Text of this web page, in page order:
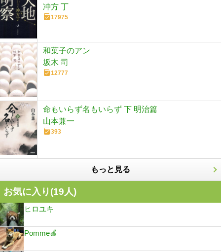
冲方 丁
17975
和菓子のアン
坂木 司
12777
命もいらず名もいらず 下 明治篇
山本兼一
393
もっと見る
お気に入り(19人)
ヒロユキ
Pomme🍎